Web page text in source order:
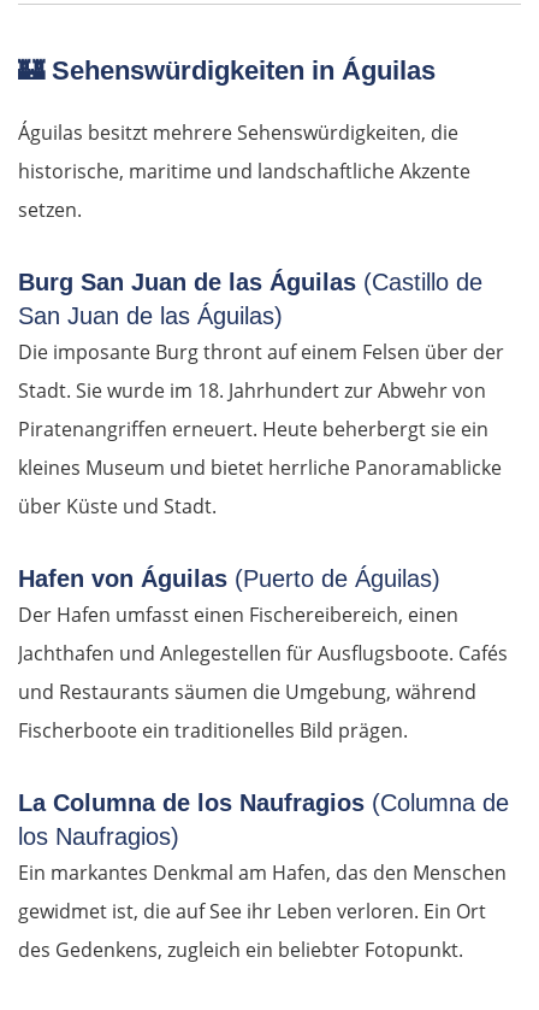
🏰Sehenswürdigkeiten in Águilas
Águilas besitzt mehrere Sehenswürdigkeiten, die
historische, maritime und landschaftliche Akzente
setzen.
Burg San Juan de las Águilas (Castillo de
San Juan de las Águilas)
Die imposante Burg thront auf einem Felsen über der
Stadt. Sie wurde im 18. Jahrhundert zur Abwehr von
Piratenangriffen erneuert. Heute beherbergt sie ein
kleines Museum und bietet herrliche Panoramablicke
über Küste und Stadt.
Hafen von Águilas (Puerto de Águilas)
Der Hafen umfasst einen Fischereibereich, einen
Jachthafen und Anlegestellen für Ausflugsboote. Cafés
und Restaurants säumen die Umgebung, während
Fischerboote ein traditionelles Bild prägen.
La Columna de los Naufragios (Columna de
los Naufragios)
Ein markantes Denkmal am Hafen, das den Menschen
gewidmet ist, die auf See ihr Leben verloren. Ein Ort
des Gedenkens, zugleich ein beliebter Fotopunkt.